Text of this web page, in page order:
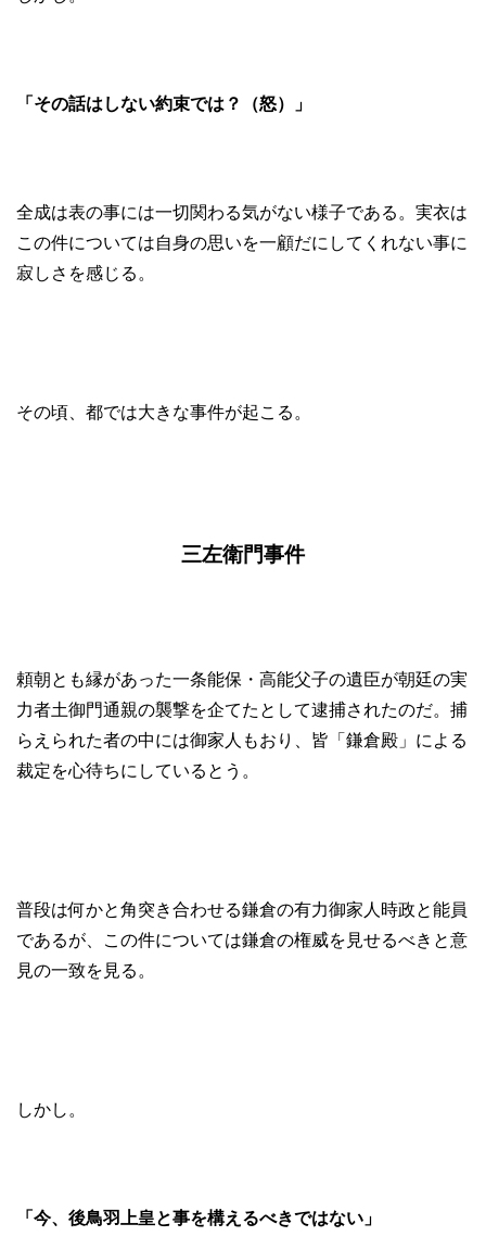
「その話はしない約束では？（怒）」
全成は表の事には一切関わる気がない様子である。実衣は
この件については自身の思いを一顧だにしてくれない事に
寂しさを感じる。
その頃、都では大きな事件が起こる。
三左衛門事件
頼朝とも縁があった一条能保・高能父子の遺臣が朝廷の実
力者土御門通親の襲撃を企てたとして逮捕されたのだ。捕
らえられた者の中には御家人もおり、皆「鎌倉殿」による
裁定を心待ちにしているとう。
普段は何かと角突き合わせる鎌倉の有力御家人時政と能員
であるが、この件については鎌倉の権威を見せるべきと意
見の一致を見る。
しかし。
「今、後鳥羽上皇と事を構えるべきではない」